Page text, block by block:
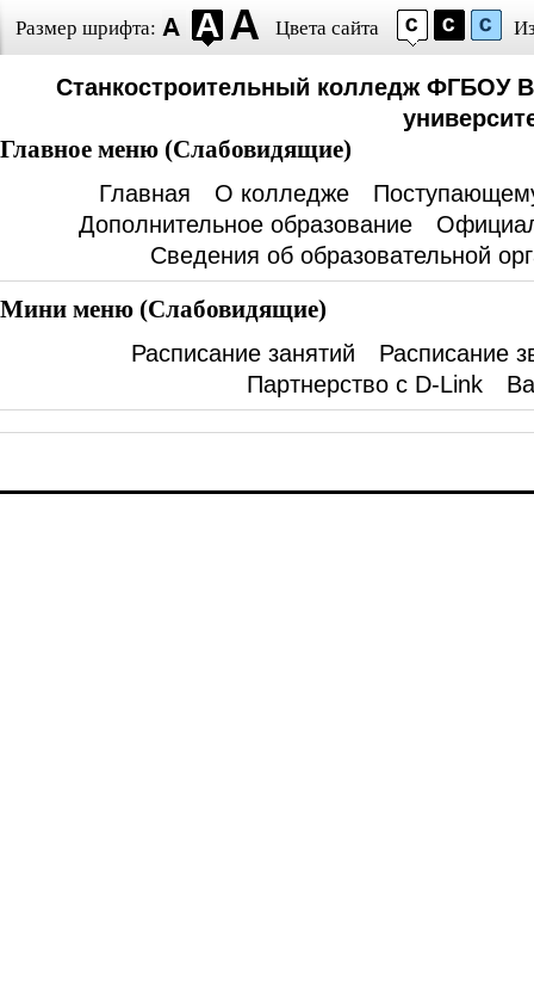
Размер шрифта: Цвета сайта
Станкостроительный колледж ФГБОУ
Главное меню (Слабовидящие)
Главная О колледже
Дополнительное образование
Сведения об образовательной
Мини меню (Слабовидящие)
Расписание занятий
Расписание
Партнерство с D-Link